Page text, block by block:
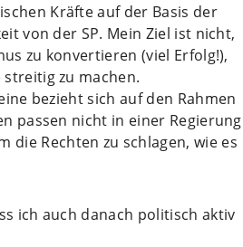
Kräfte auf der Basis der
von der SP. Mein Ziel ist nicht,
zu konvertieren (viel Erfolg!),
zu machen.
bezieht sich auf den Rahmen
passen nicht in einer Regierung
die Rechten zu schlagen, wie es
ich auch danach politisch aktiv